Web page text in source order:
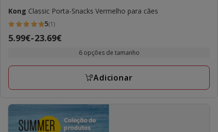
Kong Classic Porta-Snacks Vermelho para cães
5
estrelas
1
5(1)
Preço
a
23.69€
5.99€-23.69€
6 opções de tamanho
Adicionar